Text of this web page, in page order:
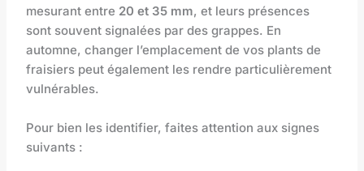
mesurant entre 20 et 35 mm, et leurs présences
sont souvent signalées par des grappes. En
automne, changer l’emplacement de vos plants de
fraisiers peut également les rendre particulièrement
vulnérables.
Pour bien les identifier, faites attention aux signes
suivants :